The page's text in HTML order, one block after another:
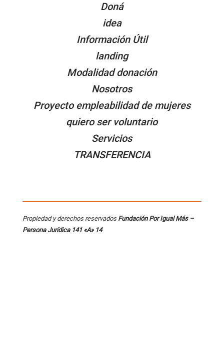
Doná
idea
Información Útil
landing
Modalidad donación
Nosotros
Proyecto empleabilidad de mujeres
quiero ser voluntario
Servicios
TRANSFERENCIA
Propiedad y derechos reservados Fundación Por Igual Más –
Persona Jurídica 141 «A» 14